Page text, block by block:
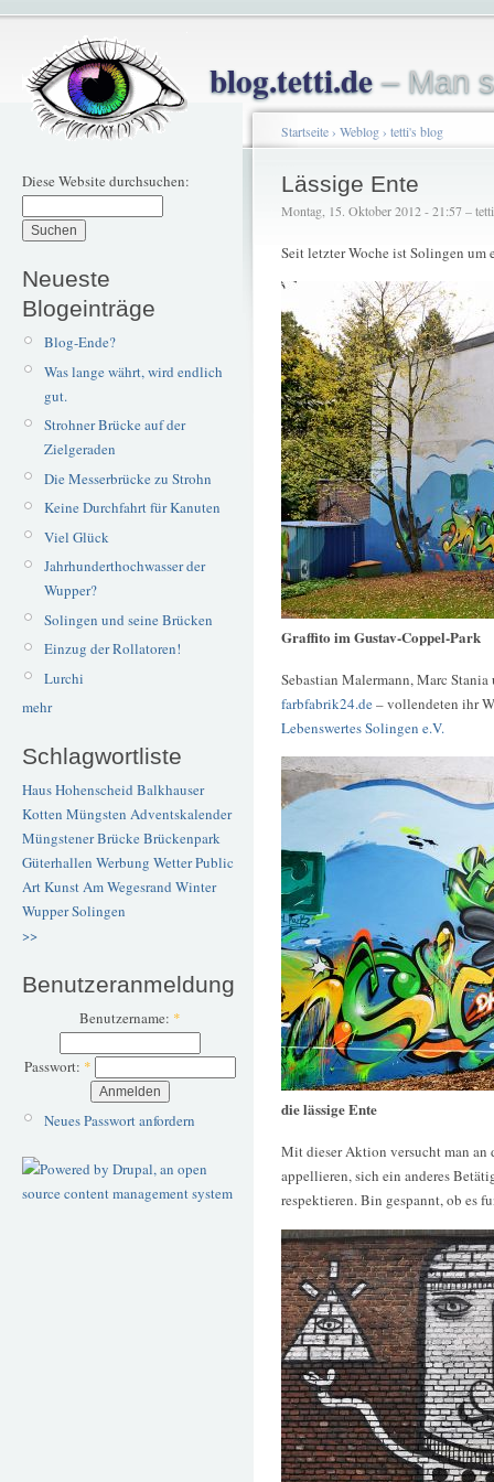
blog.tetti.de– Man
Diese Website durchsuchen:
Neueste
Blogeinträge
Blog-Ende?
Was lange währt, wird endlich
gut.
Strohner Brücke auf der
Zielgeraden
Die Messerbrücke zu Strohn
Keine Durchfahrt für Kanuten
Viel Glück
Jahrhunderthochwasser der
Wupper?
Solingen und seine Brücken
Einzug der Rollatoren!
Lurchi
mehr
Schlagwortliste
Haus Hohenscheid Balkhauser
Kotten Müngsten Adventskalender
Müngstener BrückeBrückenpark
Güterhallen Werbung WetterPublic
ArtKunstAm Wegesrand Winter
WupperSolingen
>>
Benutzeranmeldung
Benutzername: *
Passwort: *
Neues Passwort anfordern
Startseite› Weblog› tetti's blog
Lässige Ente
Montag, 15. Oktober 2012 - 21:57 – tetti
Seit letzter Woche ist Solingen um
Graffito im Gustav-Coppel-Park
Sebastian Malermann, Marc
farbfabrik24.de– vollendeten ihr
Lebenswertes Solingen e.V.
die lässige Ente
Mit dieser Aktion versucht man an
appellieren, sich ein anderes
respektieren. Bin gespannt, ob es